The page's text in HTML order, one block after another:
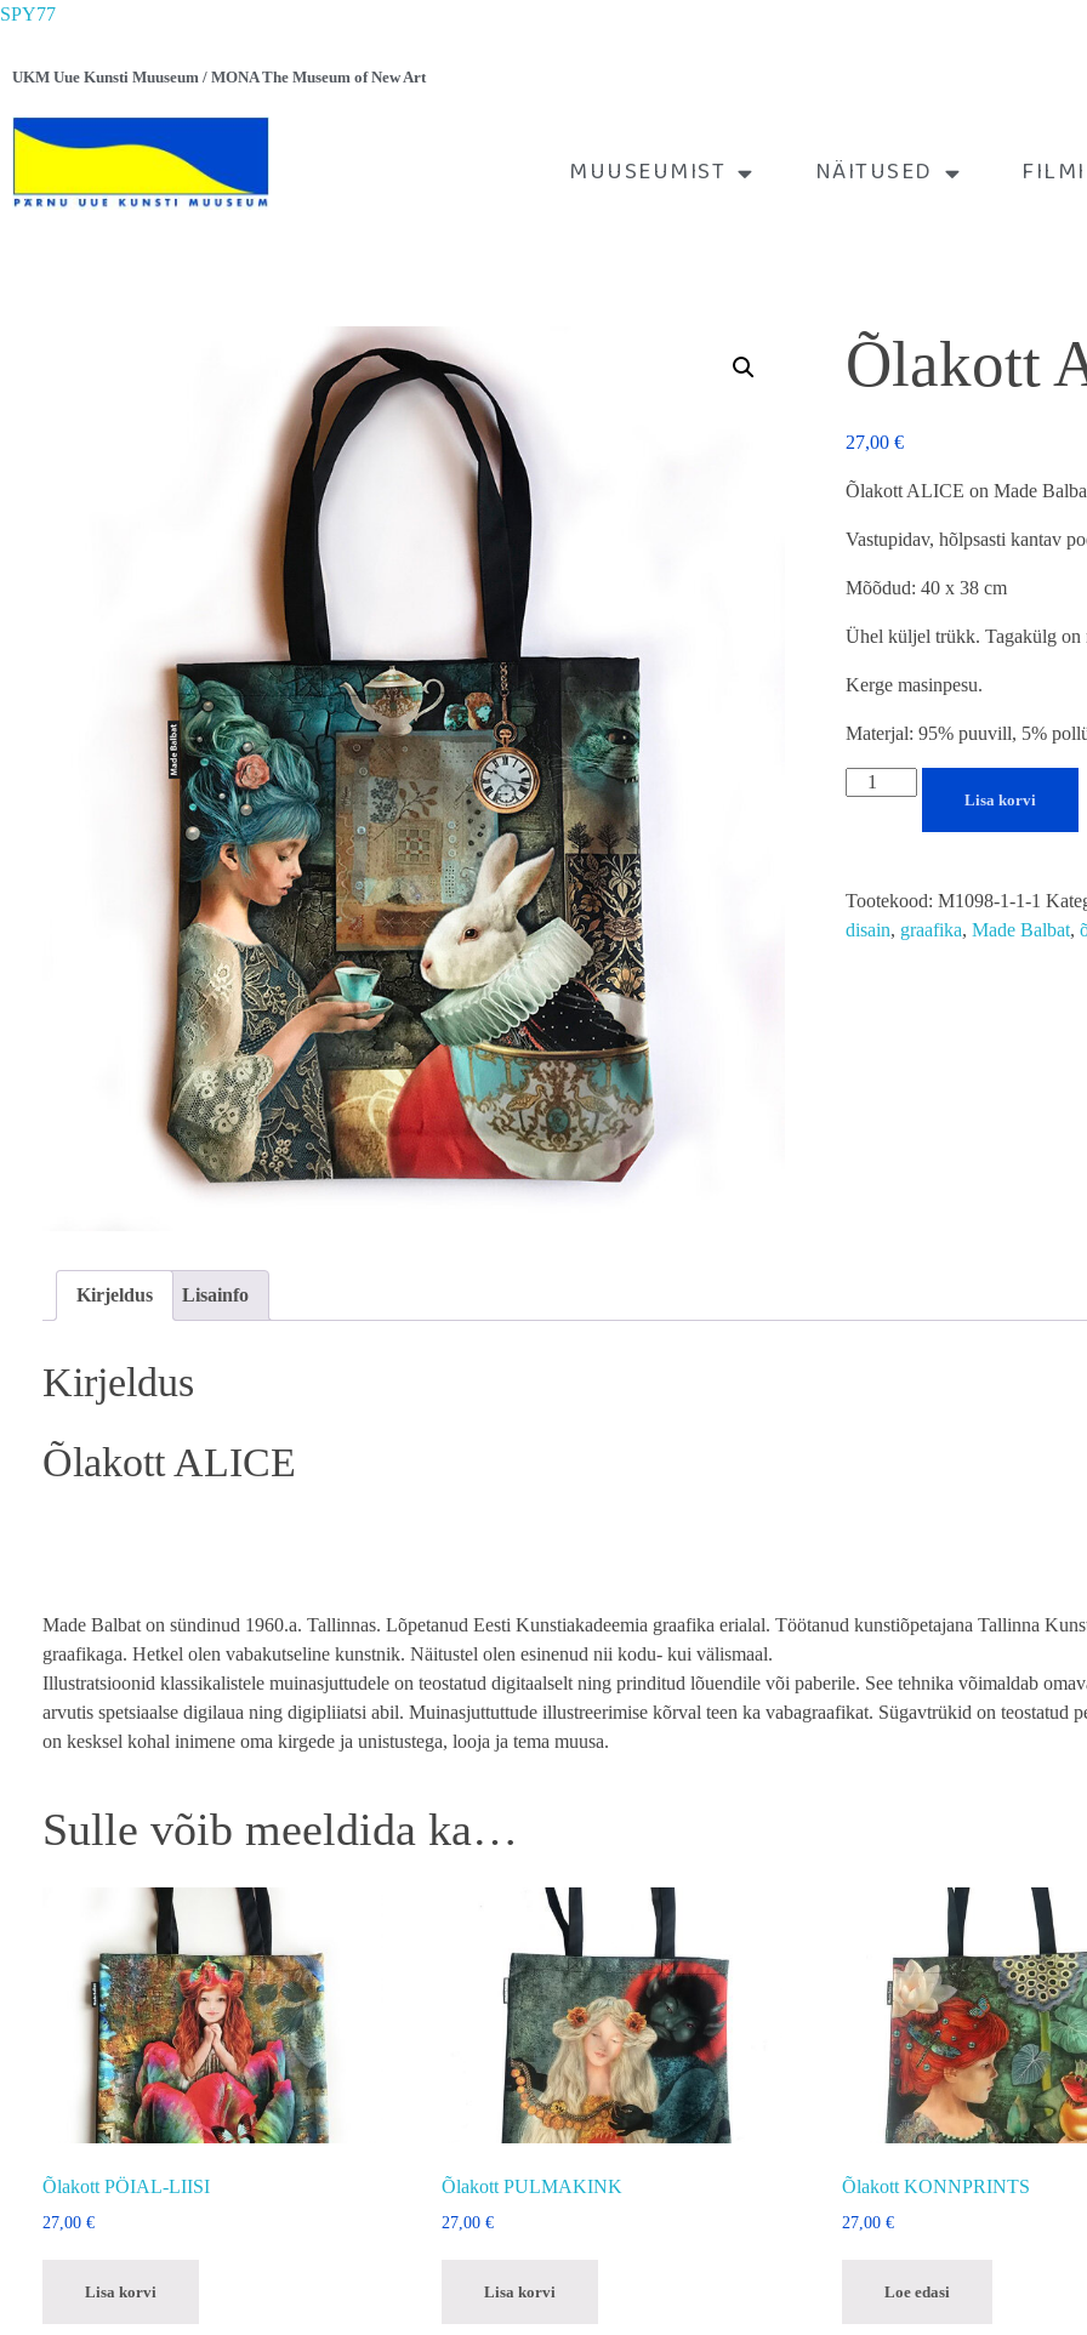
SPY77
UKM Uue Kunsti Muuseum / MONA The Museum of New Art
MUUSEUMIST NÄITUSED
Õlakott
27,00€
Õlakott ALICE on Made
Vastupidav, hõlpsasti kantav
Mõõdud: 40 x 38 cm
Ühel küljel trükk. Tagakülg on
Kerge masinpesu.
Materjal: 95% puuvill, 5%
Lisa korvi
Tootekood:M1098-1-1-1
disain, graafika,Made Balbat,
Kirjeldus Lisainfo
Kirjeldus
Õlakott ALICE
Made Balbat on sündinud 1960.a. Tallinnas. Lõpetanud Eesti Kunstiakadeemia graafika erialal. Töötanud kunstiõpetajana Tallinna
graafikaga. Hetkel olen vabakutseline kunstnik. Näitustel olen esinenud nii kodu- kui välismaal.
Illustratsioonid klassikalistele muinasjuttudele on teostatud digitaalselt ning prinditud lõuendile või paberile. See tehnika võimaldab
arvutis spetsiaalse digilaua ning digipliiatsi abil. Muinasjuttuttude illustreerimise kõrval teen ka vabagraafikat. Sügavtrükid on teostatud
on kesksel kohal inimene oma kirgede ja unistustega, looja ja tema muusa.
Sulle võib meeldida ka…
Õlakott PÖIAL-LIISI
27,00 €
Lisa korvi
Õlakott PULMAKINK
27,00€
Lisa korvi
Õlakott KONNPRINTS
27,00 €
Loe edasi